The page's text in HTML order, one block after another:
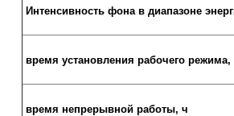
Интенсивность фона в диапазоне
время установления рабочего
время непрерывной работы, ч